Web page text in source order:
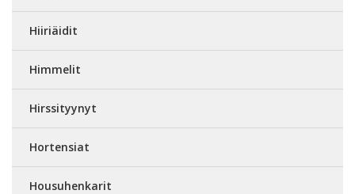
Hiiriäidit
Himmelit
Hirssityynyt
Hortensiat
Housuhenkarit